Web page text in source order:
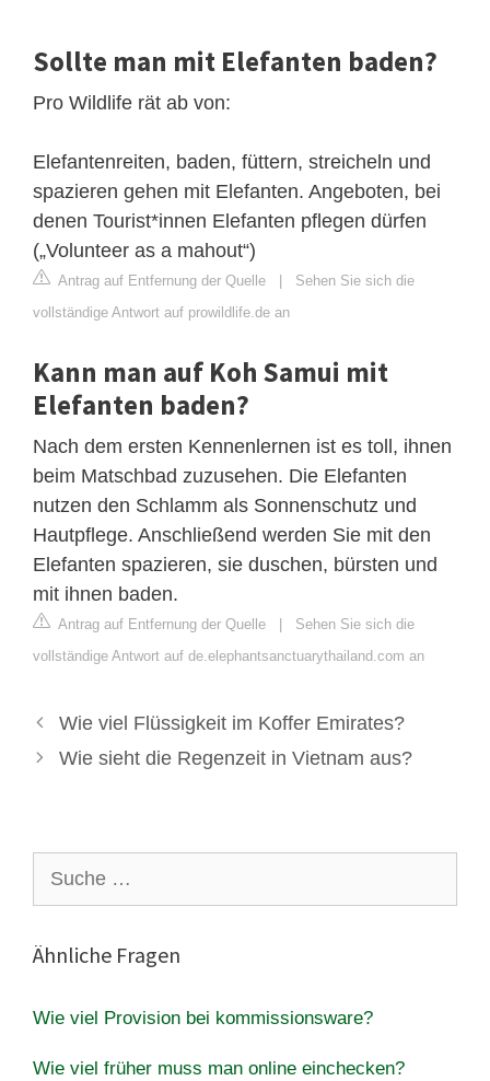
Sollte man mit Elefanten baden?
Pro Wildlife rät ab von:
Elefantenreiten, baden, füttern, streicheln und
spazieren gehen mit Elefanten. Angeboten, bei
denen Tourist*innen Elefanten pflegen dürfen
(„Volunteer as a mahout“)
Antrag auf Entfernung der Quelle | Sehen Sie sich die
vollständige Antwort auf prowildlife.de an
Kann man auf Koh Samui mit
Elefanten baden?
Nach dem ersten Kennenlernen ist es toll, ihnen
beim Matschbad zuzusehen. Die Elefanten
nutzen den Schlamm als Sonnenschutz und
Hautpflege. Anschließend werden Sie mit den
Elefanten spazieren, sie duschen, bürsten und
mit ihnen baden.
Antrag auf Entfernung der Quelle | Sehen Sie sich die
vollständige Antwort auf de.elephantsanctuarythailand.com an
Wie viel Flüssigkeit im Koffer Emirates?
Wie sieht die Regenzeit in Vietnam aus?
nach:
Ähnliche Fragen
Wie viel Provision bei kommissionsware?
Wie viel früher muss man online einchecken?